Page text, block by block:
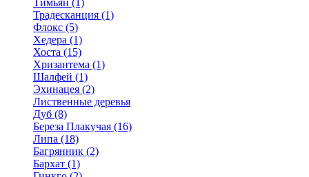
Тимьян (1)
Традесканция (1)
Флокс (5)
Хедера (1)
Хоста (15)
Хризантема (1)
Шалфей (1)
Эхинацея (2)
Лиственные деревья
Дуб (8)
Береза Плакучая (16)
Липа (18)
Багрянник (2)
Бархат (1)